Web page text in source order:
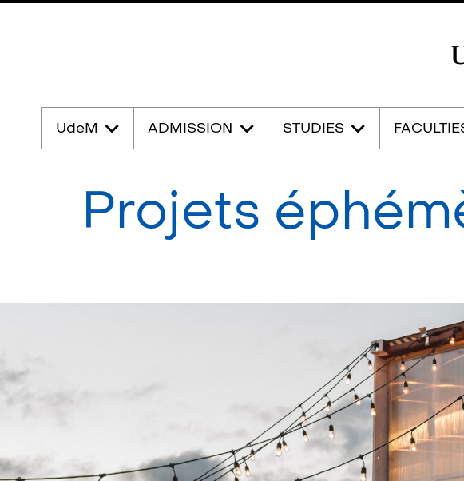
UdeM ADMISSION STUDIES
Projets